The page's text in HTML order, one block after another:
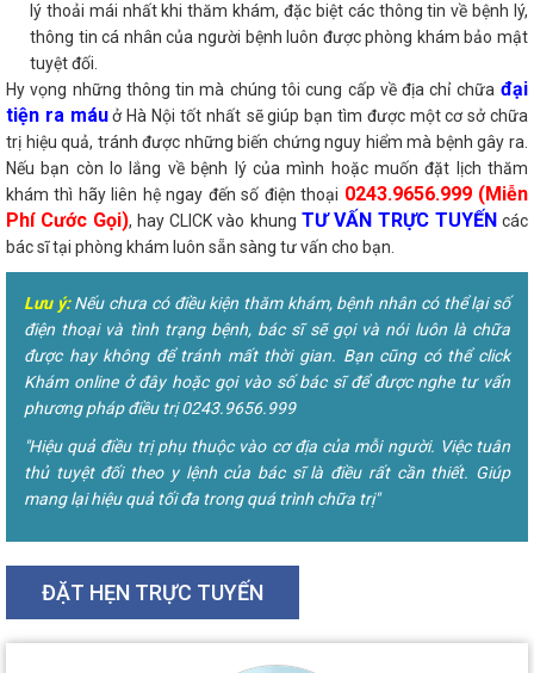
lý thoải mái nhất khi thăm khám, đặc biệt các thông tin về bệnh lý,
thông tin cá nhân của người bệnh luôn được phòng khám bảo mật
tuyệt đối.
Hy vọng những thông tin mà chúng tôi cung cấp về địa chỉ chữa đại
tiện ra máuở Hà Nội tốt nhất sẽ giúp bạn tìm được một cơ sở chữa
trị hiệu quả, tránh được những biến chứng nguy hiểm mà bệnh gây ra.
Nếu bạn còn lo lắng về bệnh lý của mình hoặc muốn đặt lịch thăm
khám thì hãy liên hệ ngay đến số điện thoại 0243.9656.999 (Miễn
Phí Cước Gọi), hay CLICK vào khung TƯ VẤN TRỰC TUYẾN các
bác sĩ tại phòng khám luôn sẵn sàng tư vấn cho bạn.
Lưu ý:Nếu chưa có điều kiện thăm khám, bệnh nhân có thể lại số
điện thoại và tình trạng bệnh, bác sĩ sẽ gọi và nói luôn là chữa
được hay không để tránh mất thời gian. Bạn cũng có thể click
Khám online ở đây hoặc gọi vào số bác sĩ để được nghe tư vấn
phương pháp điều trị 0243.9656.999
"Hiệu quả điều trị phụ thuộc vào cơ địa của mỗi người. Việc tuân
thủ tuyệt đối theo y lệnh của bác sĩ là điều rất cần thiết. Giúp
mang lại hiệu quả tối đa trong quá trình chữa trị"
ĐẶT HẸN TRỰC TUYẾN